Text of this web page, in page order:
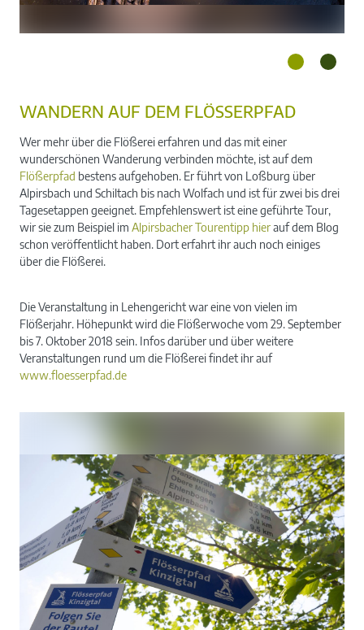
WANDERN AUF DEM FLÖSSERPFAD
Wer mehr über die Flößerei erfahren und das mit einer
wunderschönen Wanderung verbinden möchte, ist auf dem
Flößerpfad bestens aufgehoben. Er führt von Loßburg über
Alpirsbach und Schiltach bis nach Wolfach und ist für zwei bis drei
Tagesetappen geeignet. Empfehlenswert ist eine geführte Tour,
wir sie zum Beispiel im Alpirsbacher Tourentipp hierauf dem Blog
schon veröffentlicht haben. Dort erfahrt ihr auch noch einiges
über die Flößerei.
Die Veranstaltung in Lehengericht war eine von vielen im
Flößerjahr. Höhepunkt wird die Flößerwoche vom 29. September
bis 7. Oktober 2018 sein. Infos darüber und über weitere
Veranstaltungen rund um die Flößerei findet ihr auf
www.floesserpfad.de